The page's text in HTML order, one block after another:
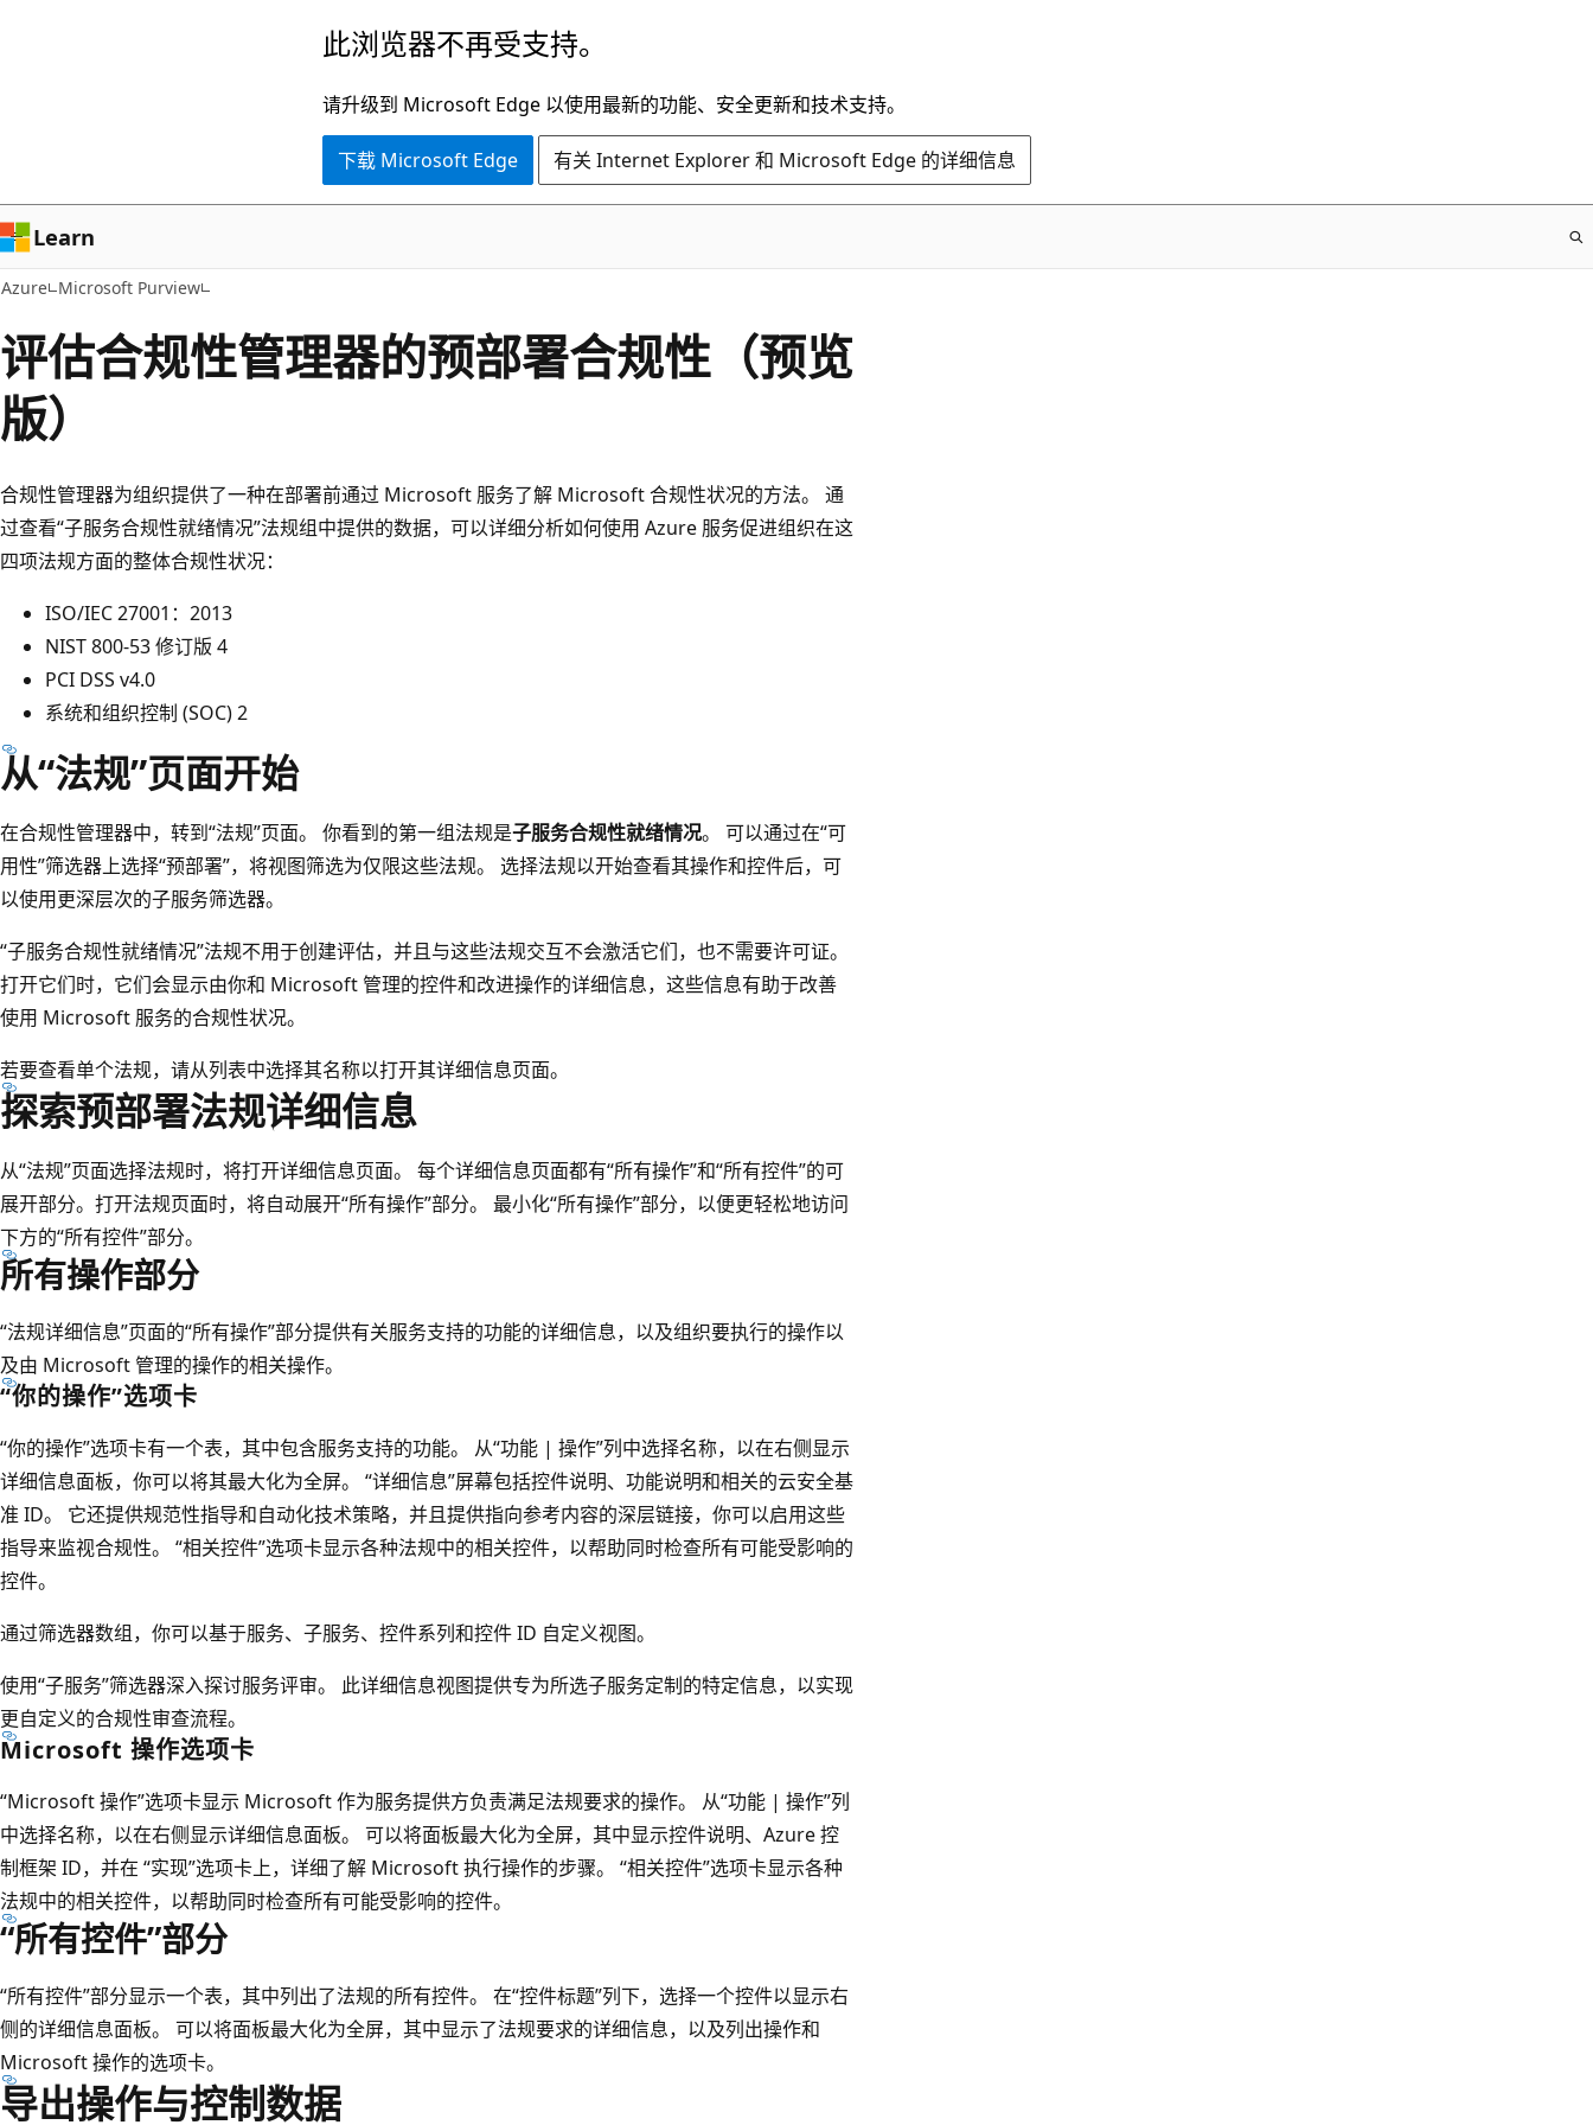
容
此浏览器不再受支持。
请升级到 Microsoft Edge 以使用最新的功能、安全更新和技术支持。
下载 Microsoft Edge 有关 Internet Explorer 和 Microsoft Edge 的详细信息
Learn
Azure Microsoft Purview
评估合规性管理器的预部署合规性（预览
版）
合规性管理器为组织提供了一种在部署前通过 Microsoft 服务了解 Microsoft 合规性状况的方法。 通
过查看“子服务合规性就绪情况”法规组中提供的数据，可以详细分析如何使用 Azure 服务促进组织在这
四项法规方面的整体合规性状况：
ISO/IEC 27001：2013
NIST 800-53 修订版 4
PCI DSS v4.0
系统和组织控制 (SOC) 2
从“法规”页面开始
在合规性管理器中，转到“法规”页面。 你看到的第一组法规是子服务合规性就绪情况。 可以通过在“可
用性”筛选器上选择“预部署”，将视图筛选为仅限这些法规。 选择法规以开始查看其操作和控件后，可
以使用更深层次的子服务筛选器。
“子服务合规性就绪情况”法规不用于创建评估，并且与这些法规交互不会激活它们，也不需要许可证。
打开它们时，它们会显示由你和 Microsoft 管理的控件和改进操作的详细信息，这些信息有助于改善
使用 Microsoft 服务的合规性状况。
若要查看单个法规，请从列表中选择其名称以打开其详细信息页面。
探索预部署法规详细信息
从“法规”页面选择法规时，将打开详细信息页面。 每个详细信息页面都有“所有操作”和“所有控件”的可
展开部分。打开法规页面时，将自动展开“所有操作”部分。 最小化“所有操作”部分，以便更轻松地访问
下方的“所有控件”部分。
所有操作部分
“法规详细信息”页面的“所有操作”部分提供有关服务支持的功能的详细信息，以及组织要执行的操作以
及由 Microsoft 管理的操作的相关操作。
“你的操作”选项卡
“你的操作”选项卡有一个表，其中包含服务支持的功能。 从“功能 | 操作”列中选择名称，以在右侧显示
详细信息面板，你可以将其最大化为全屏。 “详细信息”屏幕包括控件说明、功能说明和相关的云安全基
准 ID。 它还提供规范性指导和自动化技术策略，并且提供指向参考内容的深层链接，你可以启用这些
指导来监视合规性。 “相关控件”选项卡显示各种法规中的相关控件，以帮助同时检查所有可能受影响的
控件。
通过筛选器数组，你可以基于服务、子服务、控件系列和控件 ID 自定义视图。
使用“子服务”筛选器深入探讨服务评审。 此详细信息视图提供专为所选子服务定制的特定信息，以实现
更自定义的合规性审查流程。
Microsoft 操作选项卡
“Microsoft 操作”选项卡显示 Microsoft 作为服务提供方负责满足法规要求的操作。 从“功能 | 操作”列
中选择名称，以在右侧显示详细信息面板。 可以将面板最大化为全屏，其中显示控件说明、Azure 控
制框架 ID，并在 “实现”选项卡上，详细了解 Microsoft 执行操作的步骤。 “相关控件”选项卡显示各种
法规中的相关控件，以帮助同时检查所有可能受影响的控件。
“所有控件”部分
“所有控件”部分显示一个表，其中列出了法规的所有控件。 在“控件标题”列下，选择一个控件以显示右
侧的详细信息面板。 可以将面板最大化为全屏，其中显示了法规要求的详细信息，以及列出操作和
Microsoft 操作的选项卡。
导出操作与控制数据